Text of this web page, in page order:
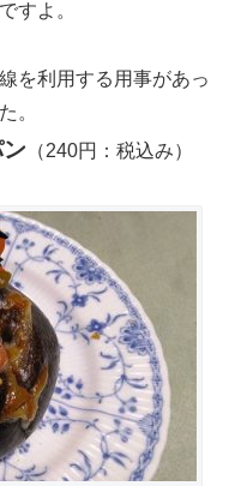
すよ。
を利用する用事があっ
。
（240円：税込み）